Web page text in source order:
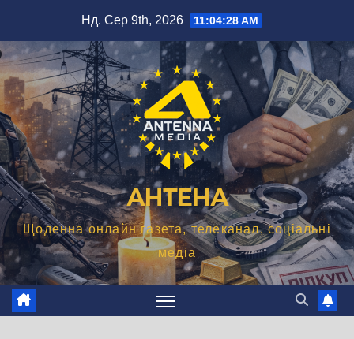
вмісту
Нд. Сер 9th, 2026 11:04:28 AM
АНТЕНА
Щоденна онлайн газета, телеканал, соціальні
медіа